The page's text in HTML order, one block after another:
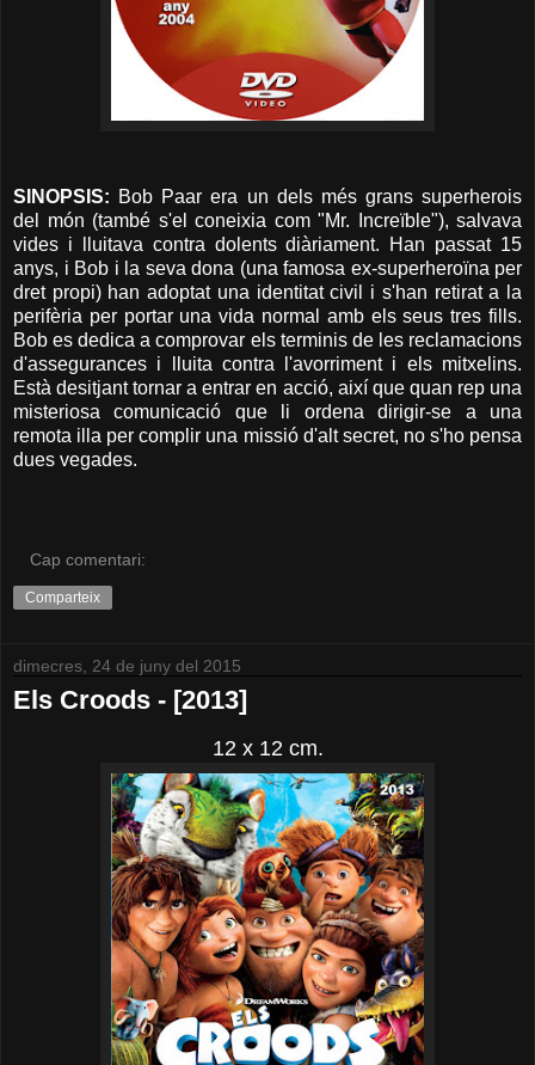
SINOPSIS: Bob Paar era un dels més grans superherois
del món (també s'el coneixia com "Mr. Increïble"), salvava
vides i lluitava contra dolents diàriament. Han passat 15
anys, i Bob i la seva dona (una famosa ex-superheroïna per
dret propi) han adoptat una identitat civil i s'han retirat a la
perifèria per portar una vida normal amb els seus tres fills.
Bob es dedica a comprovar els terminis de les reclamacions
d'assegurances i lluita contra l'avorriment i els mitxelins.
Està desitjant tornar a entrar en acció, així que quan rep una
misteriosa comunicació que li ordena dirigir-se a una
remota illa per complir una missió d'alt secret, no s'ho pensa
dues vegades.
Cap comentari:
Comparteix
dimecres, 24 de juny del 2015
Els Croods - [2013]
12 x 12 cm.